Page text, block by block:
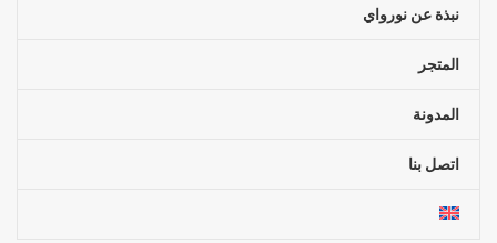
نبذة عن نورواي
المتجر
المدونة
اتصل بنا